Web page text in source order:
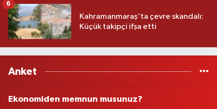
Kahramanmaraş'ta çevre skandalı:
Küçük takipçi ifşa etti
6
Anket
Ekonomiden memnun musunuz?